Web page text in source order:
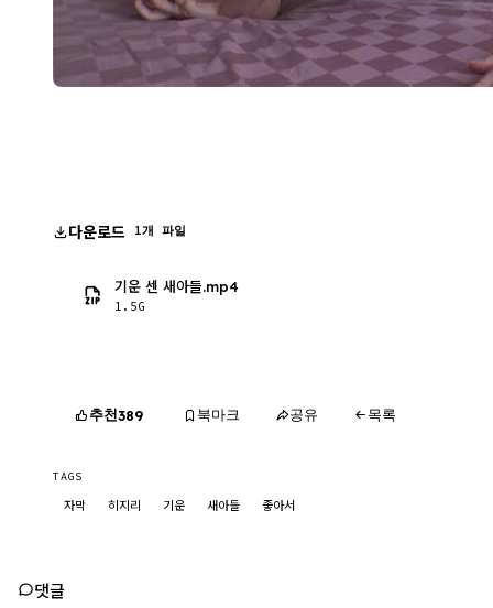
다운로드 1개 파일
기운 센 새아들.mp4
1.5G
추천389 북마크 공유 목록
TAGS
자막 히지리 기운 새아들 좋아서
댓글